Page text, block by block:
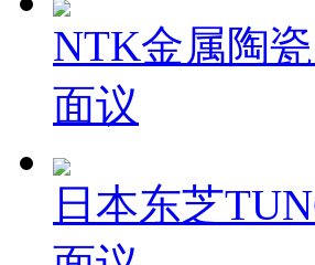
NTK金属陶
面议
日本东芝